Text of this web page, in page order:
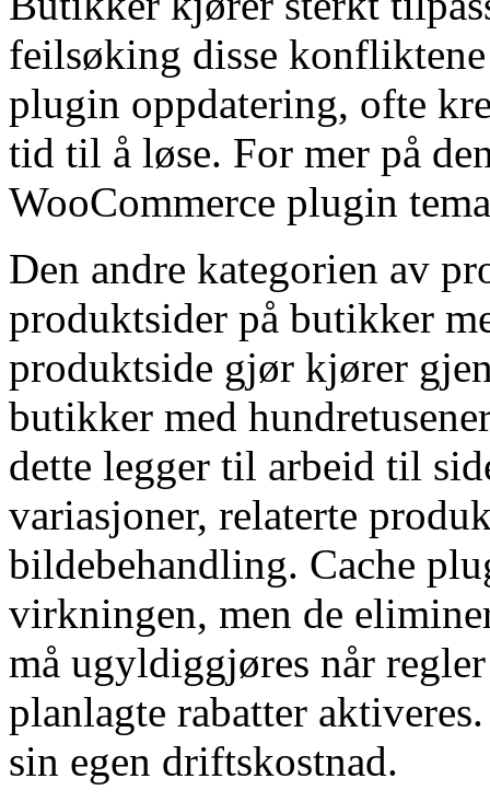
feilsøking disse
plugin oppdatering, ofte
tid til å løse. For mer på
WooCommerce plugin
Den andre kategorien av
produktsider på butikker
produktside gjør kjører
butikker med
dette legger til arbeid til
variasjoner, relaterte
bildebehandling. Cache
virkningen, men de
må ugyldiggjøres når
planlagte rabatter
sin egen driftskostnad.